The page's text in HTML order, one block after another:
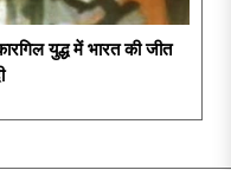
युद्ध में भारत की जीत